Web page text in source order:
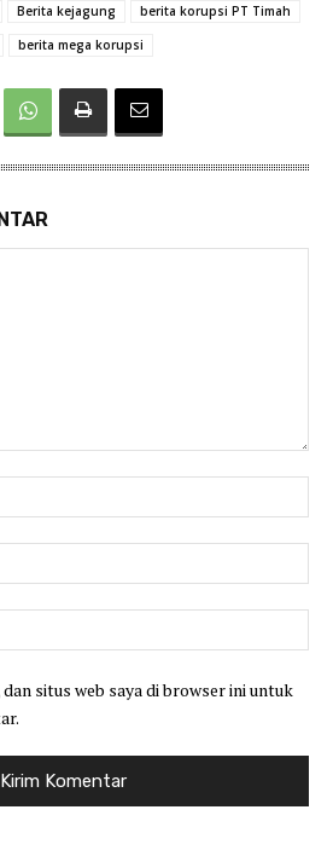
Berita kejagung
berita korupsi PT Timah
berita mega korupsi
situs web saya di browser ini untuk